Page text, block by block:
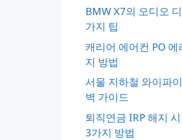
BMW X7의 오디오
가지 팁
캐리어 에어컨 PO
지 방법
서울 지하철 와이파
벽 가이드
퇴직연금 IRP 해지
3가지 방법